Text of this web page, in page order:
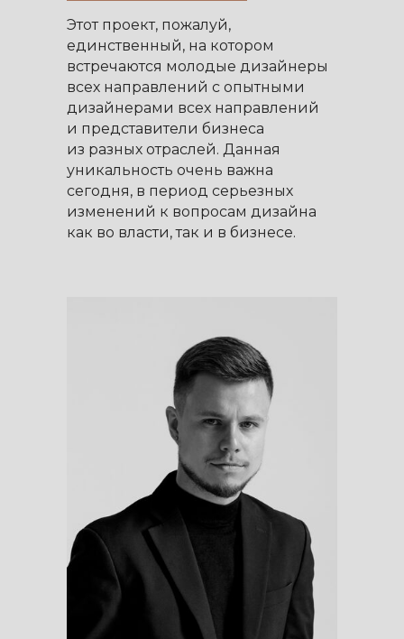
Этот проект, пожалуй,
единственный, на котором
встречаются молодые дизайнеры
всех направлений с опытными
дизайнерами всех направлений
и представители бизнеса
из разных отраслей. Данная
уникальность очень важна
сегодня, в период серьезных
изменений к вопросам дизайна
как во власти, так и в бизнесе.